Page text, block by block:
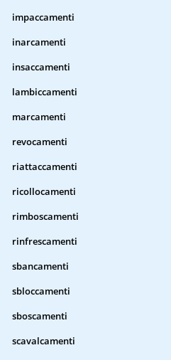
impaccamenti
inarcamenti
insaccamenti
lambiccamenti
marcamenti
revocamenti
riattaccamenti
ricollocamenti
rimboscamenti
rinfrescamenti
sbancamenti
sbloccamenti
sboscamenti
scavalcamenti